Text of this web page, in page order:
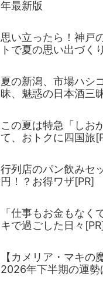
年最新版
思い立ったら！神戸
トで夏の思い出づく
夏の新潟、市場ハシ
昧、魅惑の日本酒三
この夏は特急「しお
て、おトクに四国旅
行列店のパン飲みセ
円！？お得ワザ[PR]
「仕事もお金もな
キで過ごした日々
【カメリア・マキの
2026年下半期の運勢